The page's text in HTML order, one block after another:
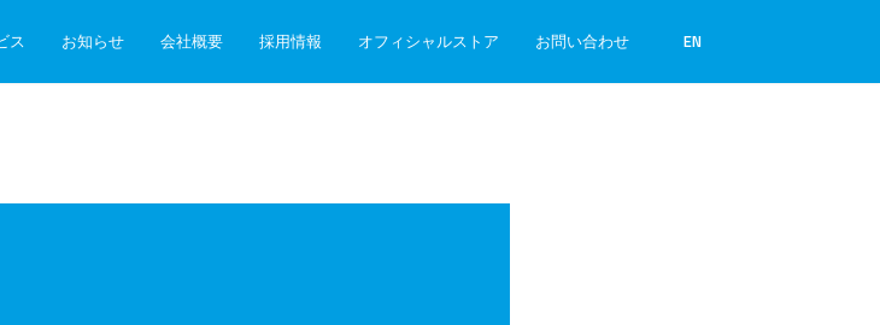
ス お知らせ 会社概要 採用情報 オフィシャルストア お問い合わせ EN